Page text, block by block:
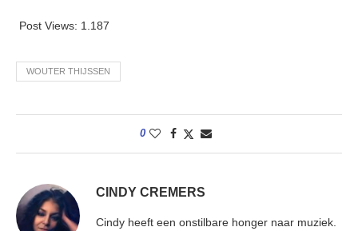
Post Views: 1.187
WOUTER THIJSSEN
0
CINDY CREMERS
Cindy heeft een onstilbare honger naar muziek.